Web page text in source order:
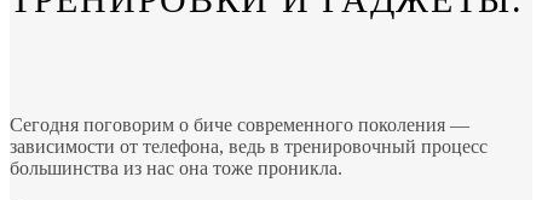
Сегодня поговорим о биче современного поколения —
зависимости от телефона, ведь в тренировочный процесс
большинства из нас она тоже проникла.